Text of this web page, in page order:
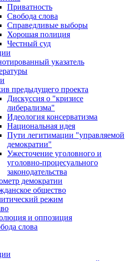
Приватность
Свобода слова
Справедливые выборы
Хорошая полиция
Честный суд
указатель
предыдущего проекта
Дискуссия о "кризисе
либерализма"
Идеология консерватизма
Национальная идея
Пути легитимации "управляемой
демократии"
Ужесточение уголовного и
уголовно-процесуального
законодательства
демократии
общество
режим
и оппозиция
слова